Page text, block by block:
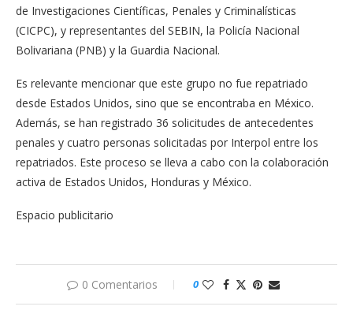
de Investigaciones Científicas, Penales y Criminalísticas
(CICPC), y representantes del SEBIN, la Policía Nacional
Bolivariana (PNB) y la Guardia Nacional.
Es relevante mencionar que este grupo no fue repatriado
desde Estados Unidos, sino que se encontraba en México.
Además, se han registrado 36 solicitudes de antecedentes
penales y cuatro personas solicitadas por Interpol entre los
repatriados. Este proceso se lleva a cabo con la colaboración
activa de Estados Unidos, Honduras y México.
Espacio publicitario
0 Comentarios 0